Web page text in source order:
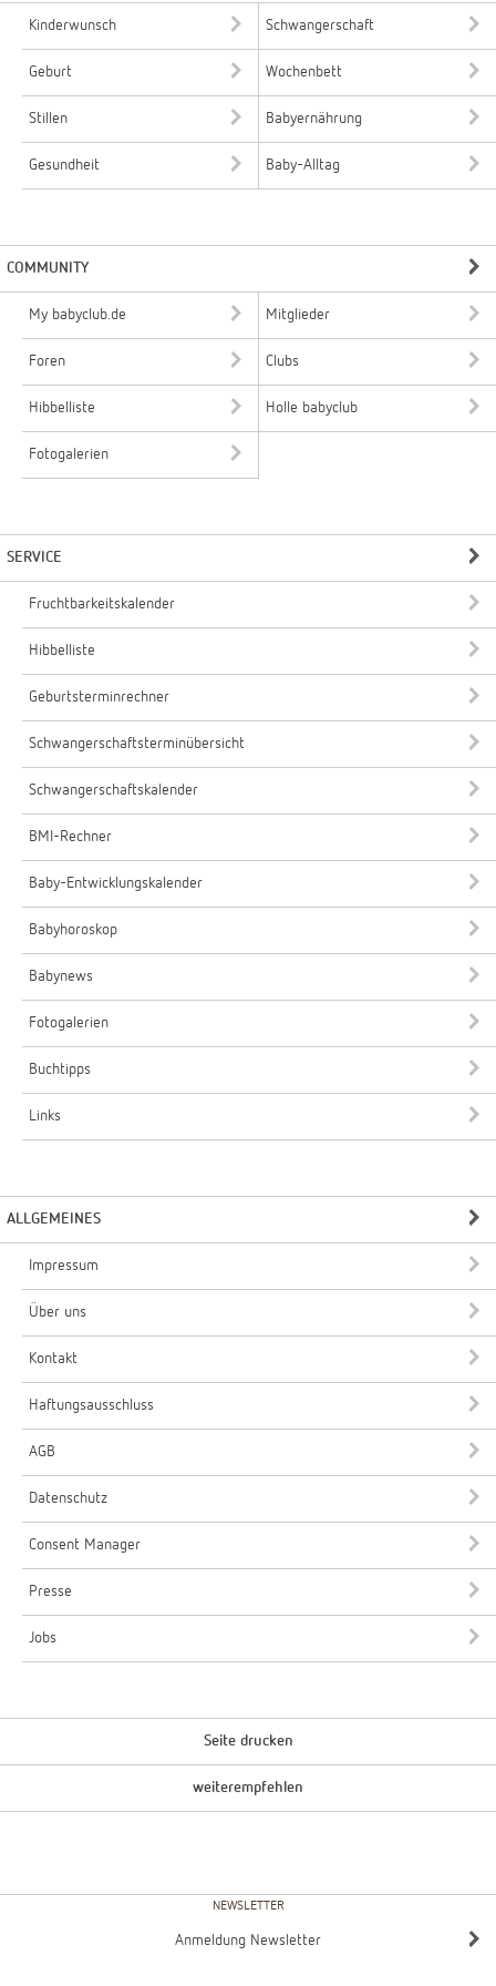
Kinderwunsch Schwangerschaft
Geburt Wochenbett
Stillen Babyernährung
Gesundheit Baby-Alltag
COMMUNITY
My babyclub.de Mitglieder
Foren Clubs
Hibbelliste Holle babyclub
Fotogalerien
SERVICE
Fruchtbarkeitskalender
Hibbelliste
Geburtsterminrechner
Schwangerschaftsterminübersicht
Schwangerschaftskalender
BMI-Rechner
Baby-Entwicklungskalender
Babyhoroskop
Babynews
Fotogalerien
Buchtipps
Links
ALLGEMEINES
Impressum
Über uns
Kontakt
Haftungsausschluss
AGB
Datenschutz
Consent Manager
Presse
Jobs
Seite drucken
weiterempfehlen
NEWSLETTER
Anmeldung Newsletter